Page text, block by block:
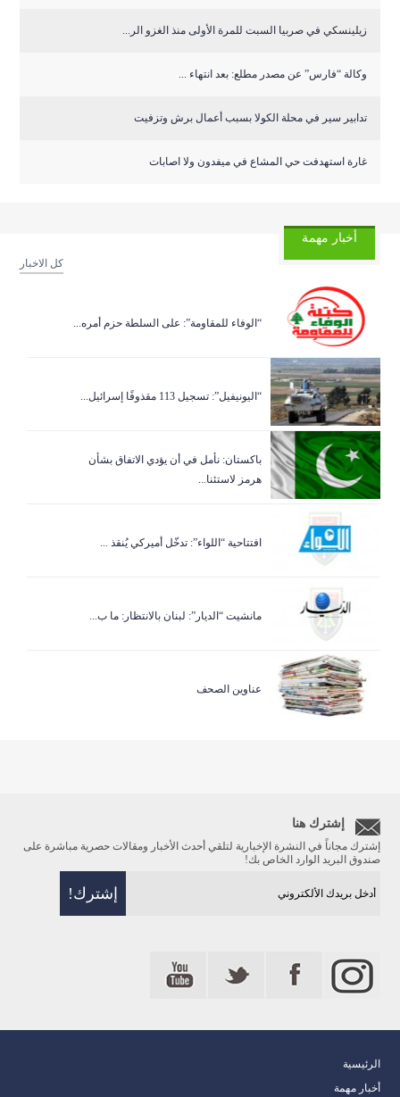
زيلينسكي في صربيا السبت للمرة الأولى منذ الغزو الر...
وكالة “فارس” عن مصدر مطلع: بعد انتهاء ...
تدابير سير في محلة الكولا بسبب أعمال برش وتزفيت
غارة استهدفت حي المشاع في ميفدون ولا اصابات
أخبار مهمة
كل الاخبار
“الوفاء للمقاومة”: على السلطة حزم أمره...
“اليونيفيل”: تسجيل 113 مقذوفًا إسرائيل...
باكستان: نأمل في أن يؤدي الاتفاق بشأن
هرمز لاستئنا...
افتتاحية “اللواء”: تدخّل أميركي يُنقذ ...
مانشيت “الديار”: لبنان بالانتظار: ما ب...
عناوين الصحف
إشترك هنا
إشترك مجاناً في النشرة الإخبارية لتلقي أحدث الأخبار ومقالات حصرية مباشرة على
صندوق البريد الوارد الخاص بك!
الرئيسية
أخبار مهمة